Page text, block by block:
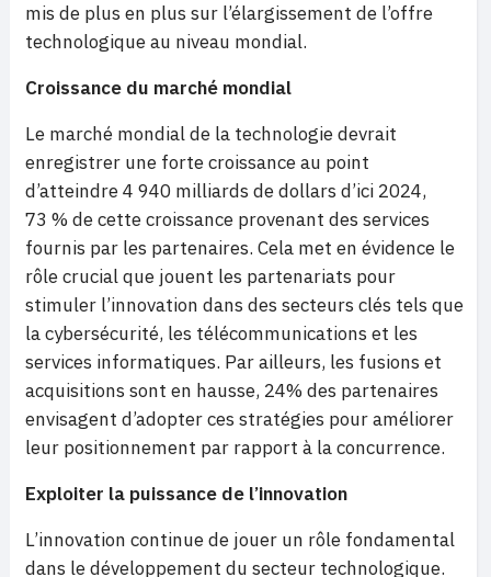
mis de plus en plus sur l’élargissement de l’offre
technologique au niveau mondial.
Croissance du marché mondial
Le marché mondial de la technologie devrait
enregistrer une forte croissance au point
d’atteindre 4 940 milliards de dollars d’ici 2024,
73 % de cette croissance provenant des services
fournis par les partenaires. Cela met en évidence le
rôle crucial que jouent les partenariats pour
stimuler l’innovation dans des secteurs clés tels que
la cybersécurité, les télécommunications et les
services informatiques. Par ailleurs, les fusions et
acquisitions sont en hausse, 24% des partenaires
envisagent d’adopter ces stratégies pour améliorer
leur positionnement par rapport à la concurrence.
Exploiter la puissance de l’innovation
L’innovation continue de jouer un rôle fondamental
dans le développement du secteur technologique.